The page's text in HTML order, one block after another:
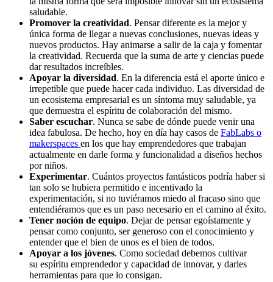
saludable.
Promover la creatividad. Pensar diferente es la mejor y
única forma de llegar a nuevas conclusiones, nuevas ideas y
nuevos productos. Hay animarse a salir de la caja y fomentar
la creatividad. Recuerda que la suma de arte y ciencias puede
dar resultados increíbles.
Apoyar la diversidad. En la diferencia está el aporte único e
irrepetible que puede hacer cada individuo. Las diversidad de
un ecosistema empresarial es un síntoma muy saludable, ya
que demuestra el espíritu de colaboración del mismo.
Saber escuchar. Nunca se sabe de dónde puede venir una
idea fabulosa. De hecho, hoy en día hay casos de FabLabs o
makerspaces en los que hay emprendedores que trabajan
actualmente en darle forma y funcionalidad a diseños hechos
por niños.
Experimentar. Cuántos proyectos fantásticos podría haber si
tan solo se hubiera permitido e incentivado la
experimentación, si no tuviéramos miedo al fracaso sino que
entendiéramos que es un paso necesario en el camino al éxito.
Tener noción de equipo. Dejar de pensar egoístamente y
pensar como conjunto, ser generoso con el conocimiento y
entender que el bien de unos es el bien de todos.
Apoyar a los jóvenes. Como sociedad debemos cultivar
su espíritu emprendedor y capacidad de innovar, y darles
herramientas para que lo consigan.